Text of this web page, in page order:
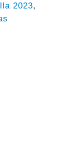
2023,